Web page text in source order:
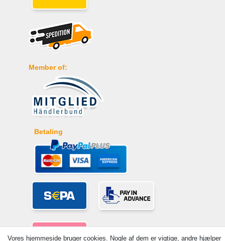
Member of:
Betaling
Vores hjemmeside bruger cookies. Nogle af dem er vigtige, andre hjælper